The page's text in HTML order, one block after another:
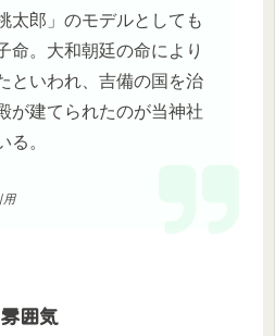
太郎」のモデルとしても
命。大和朝廷の命により
といわれ、吉備の国を治
が建てられたのが当神社
る。
用
囲気